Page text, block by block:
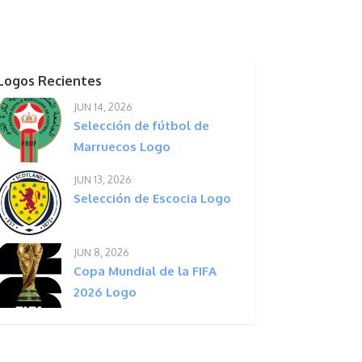
Recientes
JUN 14, 2026
Selección de fútbol de
Marruecos Logo
JUN 13, 2026
Selección de Escocia Logo
JUN 8, 2026
Copa Mundial de la FIFA
2026 Logo